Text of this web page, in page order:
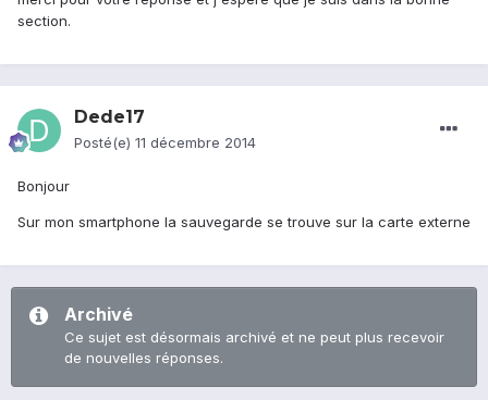
section.
Dede17
Posté(e) 11 décembre 2014
Bonjour
Sur mon smartphone la sauvegarde se trouve sur la carte externe
Archivé
Ce sujet est désormais archivé et ne peut plus recevoir
de nouvelles réponses.